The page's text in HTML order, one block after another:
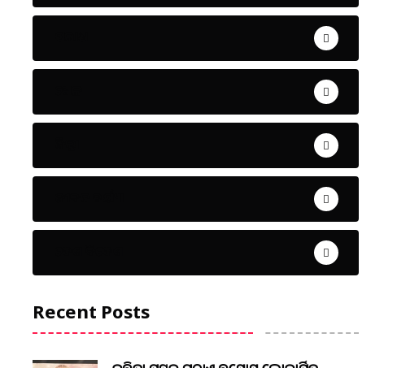
Recent Posts